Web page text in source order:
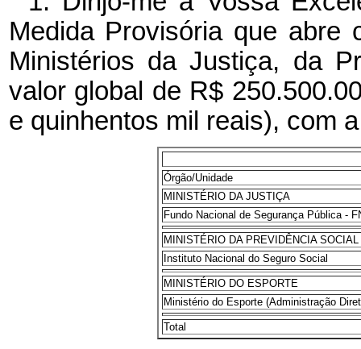
Medida Provisória que abre
Ministérios da Justiça, da
valor global de R$
e quinhentos mil reais), com
Órgão/Unidade
MINISTÉRIO DA JUSTIÇA
Fundo Nacional de Segurança Pública -
MINISTÉRIO DA PREVIDÊNCIA SOCIAL
Instituto Nacional do Seguro Social
MINISTÉRIO DO ESPORTE
Ministério do Esporte (Administração
Total